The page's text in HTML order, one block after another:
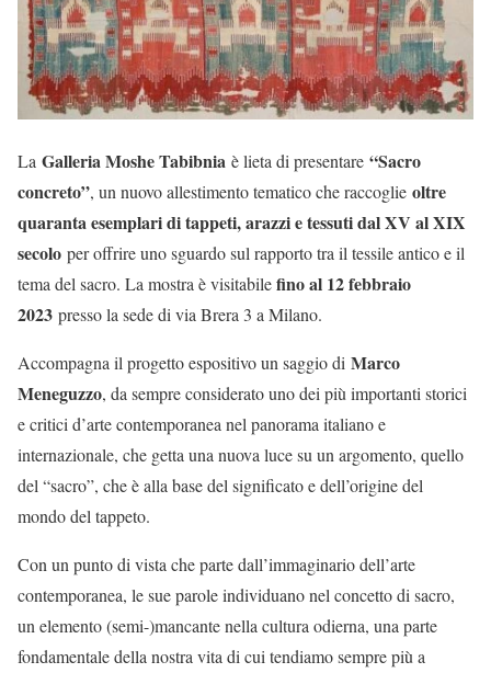
La Galleria Moshe Tabibnia è lieta di presentare “Sacro
concreto”, un nuovo allestimento tematico che raccoglie oltre
quaranta esemplari di tappeti, arazzi e tessuti dal XV al XIX
secolo per offrire uno sguardo sul rapporto tra il tessile antico e il
tema del sacro. La mostra è visitabilefino al 12 febbraio
2023 presso la sede di via Brera 3 a Milano.
Accompagna il progetto espositivo un saggio di Marco
Meneguzzo, da sempre considerato uno dei più importanti storici
e critici d’arte contemporanea nel panorama italiano e
internazionale, che getta una nuova luce su un argomento, quello
del “sacro”, che è alla base del significato e dell’origine del
mondo del tappeto.
Con un punto di vista che parte dall’immaginario dell’arte
contemporanea, le sue parole individuano nel concetto di sacro,
un elemento (semi-)mancante nella cultura odierna, una parte
fondamentale della nostra vita di cui tendiamo sempre più a